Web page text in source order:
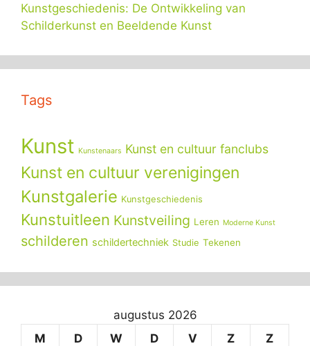
Kunstgeschiedenis: De Ontwikkeling van
Schilderkunst en Beeldende Kunst
Tags
Kunst Kunstenaars Kunst en cultuur fanclubs
Kunst en cultuur verenigingen
Kunstgalerie Kunstgeschiedenis
Kunstuitleen Kunstveiling Leren Moderne Kunst
schilderen schildertechniek Studie Tekenen
augustus 2026
M
D W D V Z Z